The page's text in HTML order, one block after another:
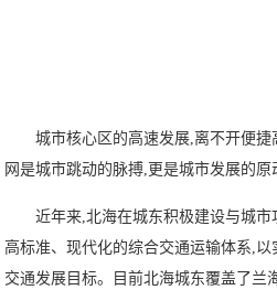
城市核心区的高速发展,离不开便
网是城市跳动的脉搏,更是城市发展的原
近年来,北海在城东积极建设与城市
高标准、现代化的综合交通运输体系,
交通发展目标。目前北海城东覆盖了兰